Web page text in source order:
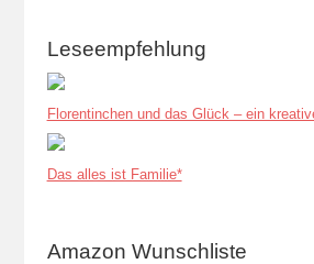
Leseempfehlung
Florentinchen und das Glück – ein
Das alles ist Familie*
Amazon Wunschliste